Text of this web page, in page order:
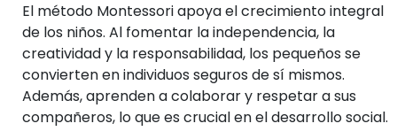
El método Montessori apoya el crecimiento integral
de los niños. Al fomentar la independencia, la
creatividad y la responsabilidad, los pequeños se
convierten en individuos seguros de sí mismos.
Además, aprenden a colaborar y respetar a sus
compañeros, lo que es crucial en el desarrollo social.